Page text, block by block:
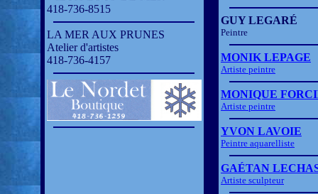
418-736-8515
LA MER AUX PRUNES
Atelier d'artistes
418-736-4157
GUY LEGARÉ
Peintre
MONIK LEPAGE
Artiste peintre
MONIQUE
Artiste peintre
YVON LAVOIE
Peintre aquarelliste
GAÉTAN
Artiste sculpteur